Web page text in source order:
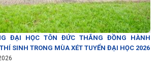
ĐẠI HỌC TÔN ĐỨC THẮNG ĐỒNG HÀNH
SINH TRONG MÙA XÉT TUYỂN ĐẠI HỌC 2026